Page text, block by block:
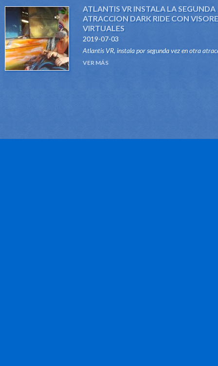
ATLANTIS VR INSTALA LA SEGUNDA
ATRACCION DARK RIDE CON
VIRTUALES
2019-07-03
Atlantis VR, instala por segunda vez en otra
del tipo Dark Ride, su sistema "VR RIDES".
VER MÁS